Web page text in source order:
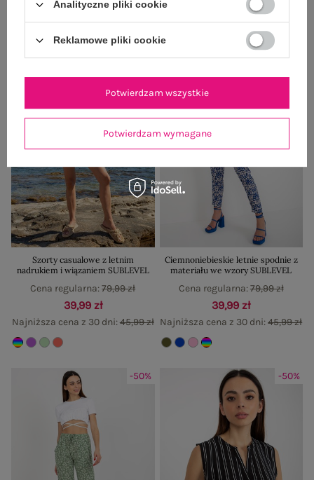
Najniższa cena z 30 dni:57,99 zł Najniższa cena z 30 dni: 45,99 zł
Szorty casualowe z letnim
nadrukiem i wiązaniem SUBLEVEL
39,99 zł
Najniższa cena z 30 dni:45,99 zł
Cena regularna:79,99 zł
Ciemnoniebieskie letnie spodnie z
materiału we wzory SUBLEVEL
39,99 zł
Najniższa cena z 30 dni:45,99 zł
Cena regularna:79,99 zł
-50% -50%
Analityczne pliki cookie
Reklamowe pliki cookie
Potwierdzam wymagane
Potwierdzam wszystkie